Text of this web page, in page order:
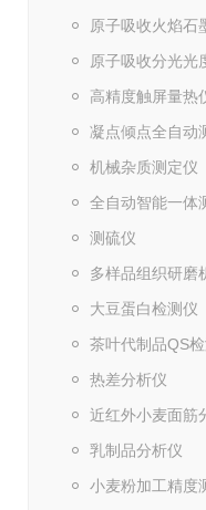
原子吸收火焰石
原子吸收分光光
高精度触屏量热
凝点倾点全自动
机械杂质测定仪
全自动智能一体
测硫仪
多样品组织研磨
大豆蛋白检测仪
茶叶代制品QS
热差分析仪
近红外小麦面筋
乳制品分析仪
小麦粉加工精度